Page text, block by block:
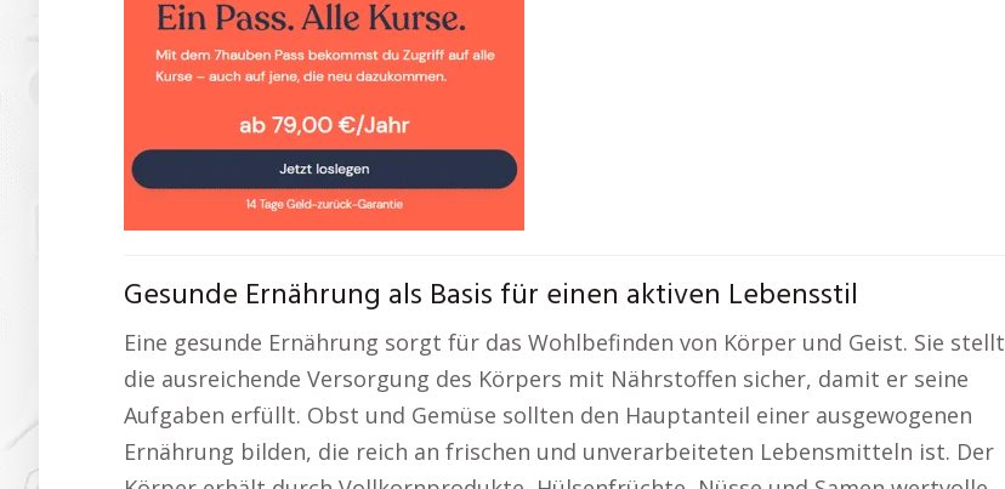
Gesunde Ernährung als Basis für einen aktiven Lebensstil
Eine gesunde Ernährung sorgt für das Wohlbefinden von Körper und Geist. Sie stellt
die ausreichende Versorgung des Körpers mit Nährstoffen sicher, damit er seine
Aufgaben erfüllt. Obst und Gemüse sollten den Hauptanteil einer ausgewogenen
Ernährung bilden, die reich an frischen und unverarbeiteten Lebensmitteln ist. Der